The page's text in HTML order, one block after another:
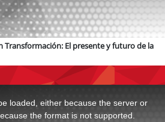
Transformación: El presente y futuro de la
loaded, either because the server or
the format is not supported.